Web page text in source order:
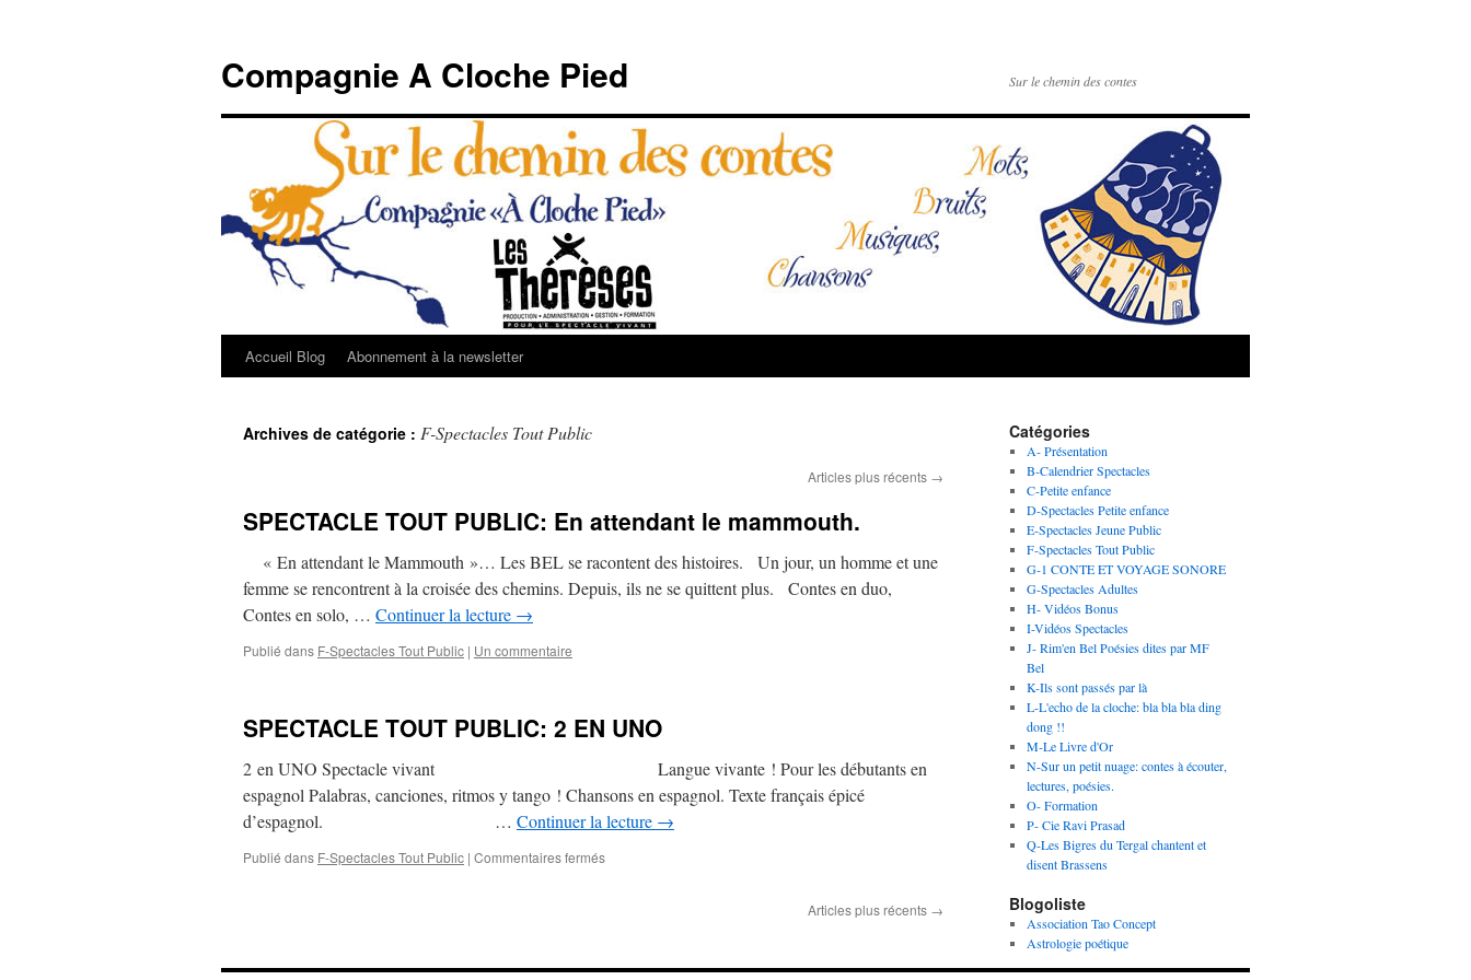
Compagnie A Cloche Pied Sur le chemin des contes
Aller
contenu
Accueil Blog Abonnement à la newsletter
Archives de catégorie : F-Spectacles Tout Public
Articles plus récents →
SPECTACLE TOUT PUBLIC: En attendant le mammouth.
« En attendant le Mammouth »… Les BEL se racontent des histoires. Un jour, un homme et une
femme se rencontrent à la croisée des chemins. Depuis, ils ne se quittent plus. Contes en duo,
Contes en solo, … Continuer la lecture →
Publié dans F-Spectacles Tout Public | Un commentaire
SPECTACLE TOUT PUBLIC: 2 EN UNO
2 en UNO Spectacle vivant Langue vivante ! Pour les débutants en
espagnol Palabras, canciones, ritmos y tango ! Chansons en espagnol. Texte français épicé
d’espagnol. … Continuer la lecture →
Publié dans F-Spectacles Tout Public | Commentaires ferméssur
UNO
Articles plus récents →
Catégories
A- Présentation
B-Calendrier Spectacles
C-Petite enfance
D-Spectacles Petite enfance
E-Spectacles Jeune Public
F-Spectacles Tout Public
G-1 CONTE ET VOYAGE SONORE
G-Spectacles Adultes
H- Vidéos Bonus
I-Vidéos Spectacles
J- Rim'en Bel Poésies dites par MF
Bel
K-Ils sont passés par là
L-L'echo de la cloche: bla bla bla ding
dong !!
M-Le Livre d'Or
N-Sur un petit nuage: contes à écouter,
lectures, poésies.
O- Formation
P- Cie Ravi Prasad
Q-Les Bigres du Tergal chantent et
disent Brassens
Blogoliste
Association Tao Concept
Astrologie poétique